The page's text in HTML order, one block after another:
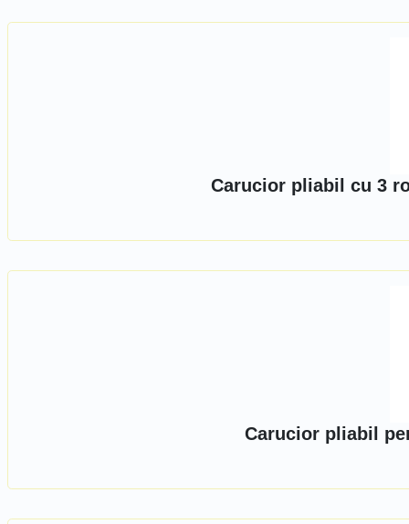
Carucior pliabil cu 3
Carucior pliabil